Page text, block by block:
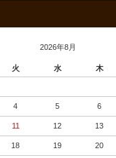
2026年8月
火 水 木
4 5 6
11 12 13
18 19 20